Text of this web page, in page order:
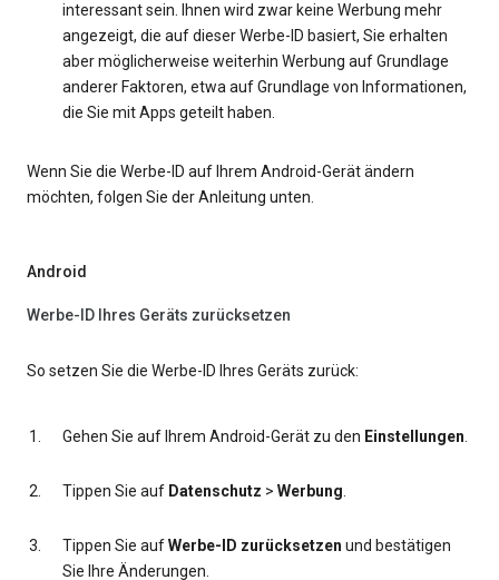
interessant sein. Ihnen wird zwar keine Werbung mehr
angezeigt, die auf dieser Werbe-ID basiert, Sie erhalten
aber möglicherweise weiterhin Werbung auf Grundlage
anderer Faktoren, etwa auf Grundlage von Informationen,
die Sie mit Apps geteilt haben.
Wenn Sie die Werbe-ID auf Ihrem Android-Gerät ändern
möchten, folgen Sie der Anleitung unten.
Android
Werbe-ID Ihres Geräts zurücksetzen
So setzen Sie die Werbe-ID Ihres Geräts zurück:
Gehen Sie auf Ihrem Android-Gerät zu den Einstellungen.
Tippen Sie auf Datenschutz > Werbung.
Tippen Sie aufWerbe-ID zurücksetzen und bestätigen
Sie Ihre Änderungen.